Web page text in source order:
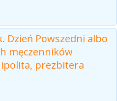
Dzień Powszedni albo
męczenników
prezbitera